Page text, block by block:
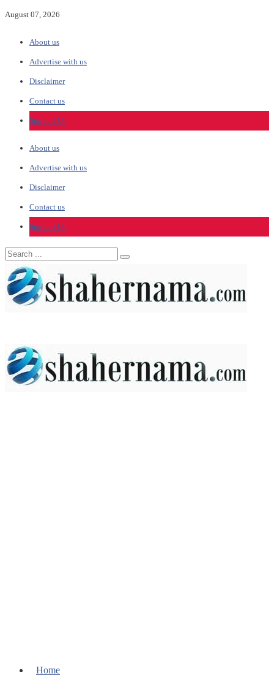
August 07, 2026
About us
Advertise with us
Disclaimer
Contact us
Support Us
About us
Advertise with us
Disclaimer
Contact us
Support Us
Home